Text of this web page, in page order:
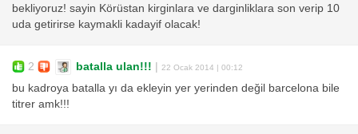
bekliyoruz! sayin Körüstan kirginlara ve darginliklara son verip 10
uda getirirse kaymakli kadayif olacak!
2 batalla ulan!!! | 22 Ocak 2014 | 00:12
bu kadroya batalla yı da ekleyin yer yerinden değil barcelona bile
titrer amk!!!